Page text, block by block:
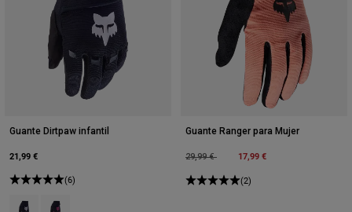
Guante Dirtpaw infantil
21,99 €
(6)
Product swatch type of Negro.
Product swatch type of Negro/Rosa.
Guante Ranger para Mujer
Price reduced from
29,99 €to 17,99 €
(2)